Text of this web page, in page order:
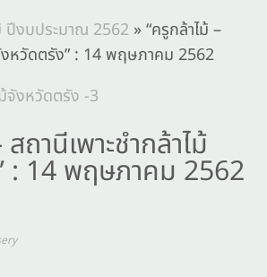
ปีงบประมาณ 2562 »“ครูกล้าไม้ –
งหวัดตรัง” : 14 พฤษภาคม 2562
ถานีเพาะชำกล้าไม้
: 14 พฤษภาคม 2562